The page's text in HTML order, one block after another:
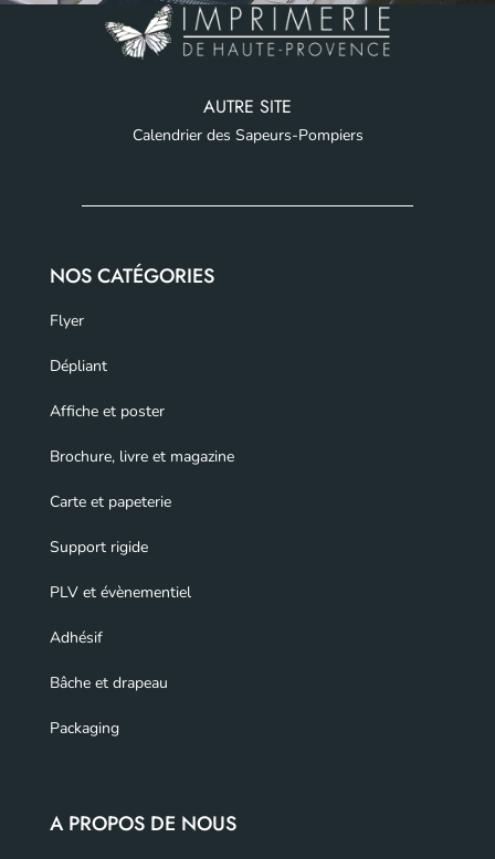
AUTRE SITE
Calendrier des Sapeurs-Pompiers
NOS CATÉGORIES
Flyer
Dépliant
Affiche et poster
Brochure, livre et magazine
Carte et papeterie
Support rigide
PLV et évènementiel
Adhésif
Bâche et drapeau
Packaging
A PROPOS DE NOUS